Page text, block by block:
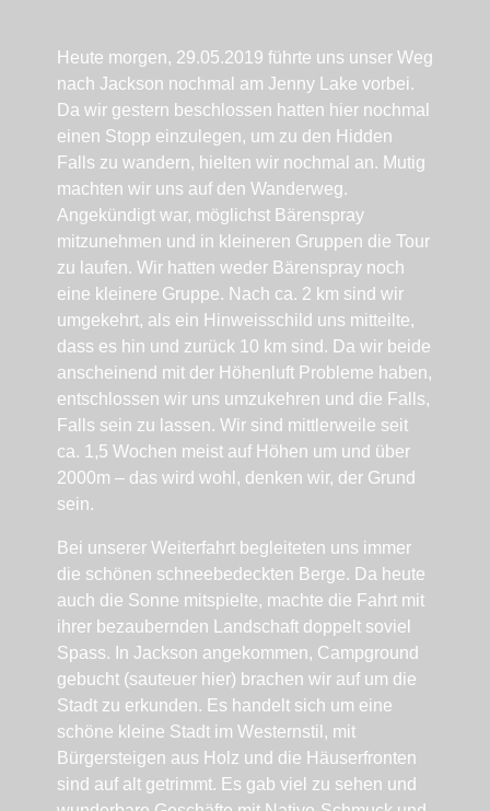
Heute morgen, 29.05.2019 führte uns unser Weg
nach Jackson nochmal am Jenny Lake vorbei.
Da wir gestern beschlossen hatten hier nochmal
einen Stopp einzulegen, um zu den Hidden
Falls zu wandern, hielten wir nochmal an. Mutig
machten wir uns auf den Wanderweg.
Angekündigt war, möglichst Bärenspray
mitzunehmen und in kleineren Gruppen die Tour
zu laufen. Wir hatten weder Bärenspray noch
eine kleinere Gruppe. Nach ca. 2 km sind wir
umgekehrt, als ein Hinweisschild uns mitteilte,
dass es hin und zurück 10 km sind. Da wir beide
anscheinend mit der Höhenluft Probleme haben,
entschlossen wir uns umzukehren und die Falls,
Falls sein zu lassen. Wir sind mittlerweile seit
ca. 1,5 Wochen meist auf Höhen um und über
2000m – das wird wohl, denken wir, der Grund
sein.
Bei unserer Weiterfahrt begleiteten uns immer
die schönen schneebedeckten Berge. Da heute
auch die Sonne mitspielte, machte die Fahrt mit
ihrer bezaubernden Landschaft doppelt soviel
Spass. In Jackson angekommen, Campground
gebucht (sauteuer hier) brachen wir auf um die
Stadt zu erkunden. Es handelt sich um eine
schöne kleine Stadt im Westernstil, mit
Bürgersteigen aus Holz und die Häuserfronten
sind auf alt getrimmt. Es gab viel zu sehen und